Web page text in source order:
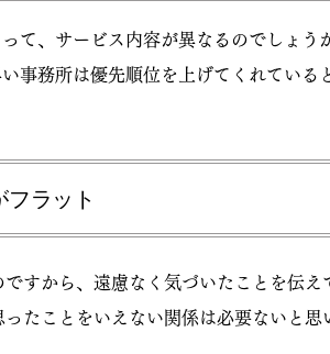
、サービス内容が異なるのでしょう
務所は優先順位を上げてくれている
フラット
から、遠慮なく気づいたことを伝え
ことをいえない関係は必要ないと思